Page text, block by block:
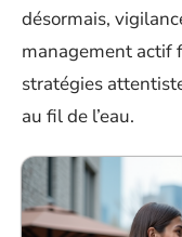
désormais,
management actif
stratégies
au fil de l’eau.